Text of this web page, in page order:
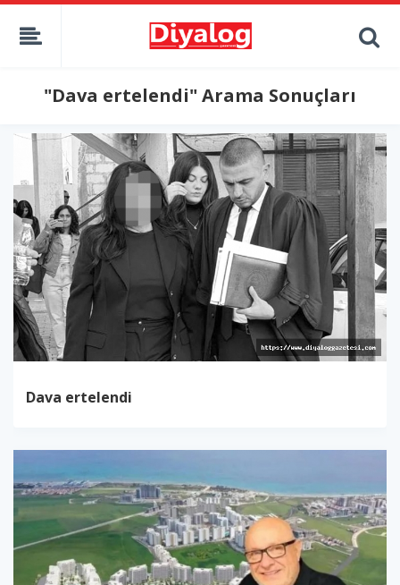
"Dava ertelendi" Arama Sonuçları
Dava ertelendi